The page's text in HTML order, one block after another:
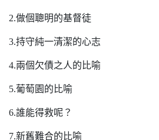
2.做個聰明的基督徒
3.持守純一清潔的心志
4.兩個欠債之人的比喻
5.葡萄園的比喻
6.誰能得救呢？
7.新舊難合的比喻